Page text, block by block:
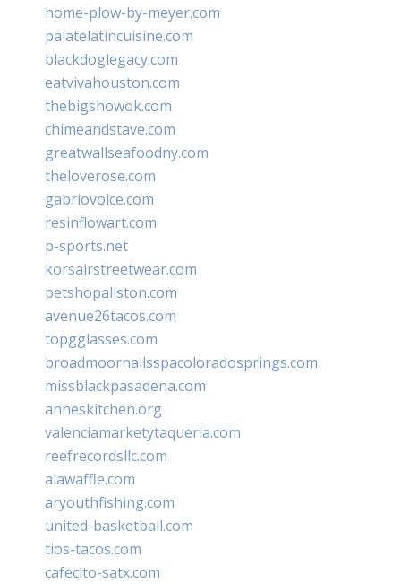
home-plow-by-meyer.com
palatelatincuisine.com
blackdoglegacy.com
eatvivahouston.com
thebigshowok.com
chimeandstave.com
greatwallseafoodny.com
theloverose.com
gabriovoice.com
resinflowart.com
p-sports.net
korsairstreetwear.com
petshopallston.com
avenue26tacos.com
topgglasses.com
broadmoornailsspacoloradosprings.com
missblackpasadena.com
anneskitchen.org
valenciamarketytaqueria.com
reefrecordsllc.com
alawaffle.com
aryouthfishing.com
united-basketball.com
tios-tacos.com
cafecito-satx.com